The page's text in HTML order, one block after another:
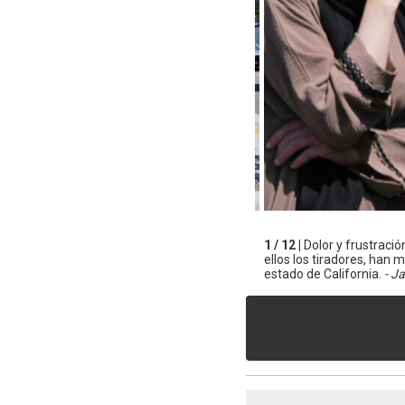
1 / 12 |
Dolor y
ellos los tiradores, han
estado de California. -